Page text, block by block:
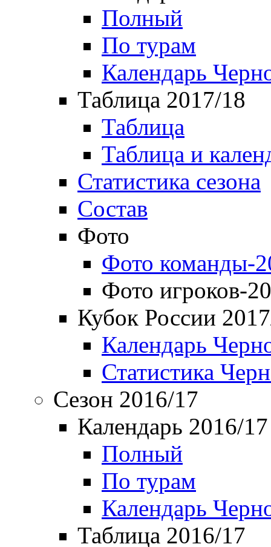
Полный
По турам
Календарь
Таблица 2017/18
Таблица
Таблица и
Статистика сезона
Состав
Фото
Фото команды-
Фото игроков-
Кубок России
Календарь
Статистика
Сезон 2016/17
Календарь 2016/17
Полный
По турам
Календарь
Таблица 2016/17